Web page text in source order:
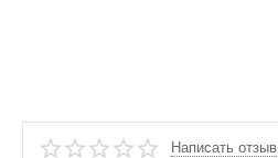
Написать отзыв